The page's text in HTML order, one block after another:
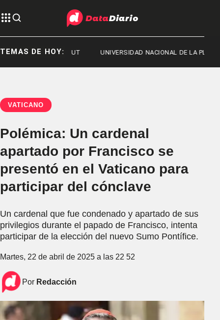
TEMAS DE HOY:
2026 CHUBUT UNIVERSIDAD NACIONAL DE LA PLATA
VATICANO
Polémica: Un cardenal
apartado por Francisco se
presentó en el Vaticano para
participar del cónclave
Un cardenal que fue condenado y apartado de sus
privilegios durante el papado de Francisco, intenta
participar de la elección del nuevo Sumo Pontífice.
Martes, 22 de abril de 2025 a las 22 52
Por Redacción